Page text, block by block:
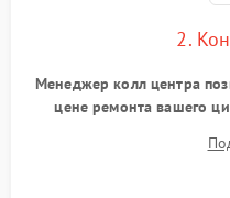
2.
Менеджер колл центра
цене ремонта вашего